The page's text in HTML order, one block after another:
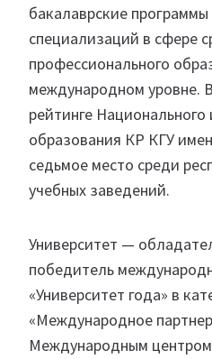
бакалаврские
специализаций в сфере
профессионального
международном уровне.
рейтинге Национального
образования КР КГУ
седьмое место среди
учебных заведений.
Университет —
победитель
«Университет года» в
«Международное
Международным